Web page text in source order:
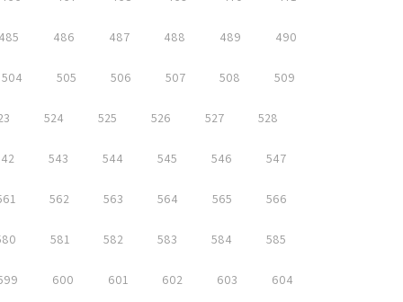
486 487 488 489 490
504 505 506 507 508 509
524 525 526 527 528
543 544 545 546 547
562 563 564 565 566
581 582 583 584 585
600 601 602 603 604